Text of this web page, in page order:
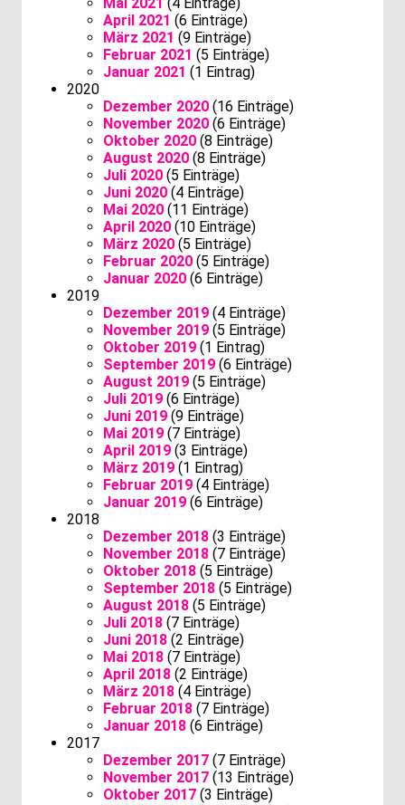
April 2021 (6 Einträge)
März 2021 (9 Einträge)
Februar 2021 (5 Einträge)
Januar 2021 (1 Eintrag)
2020
Dezember 2020 (16 Einträge)
November 2020 (6 Einträge)
Oktober 2020 (8 Einträge)
August 2020 (8 Einträge)
Juli 2020 (5 Einträge)
Juni 2020 (4 Einträge)
Mai 2020 (11 Einträge)
April 2020 (10 Einträge)
März 2020 (5 Einträge)
Februar 2020 (5 Einträge)
Januar 2020 (6 Einträge)
2019
Dezember 2019 (4 Einträge)
November 2019 (5 Einträge)
Oktober 2019 (1 Eintrag)
September 2019 (6 Einträge)
August 2019 (5 Einträge)
Juli 2019 (6 Einträge)
Juni 2019 (9 Einträge)
Mai 2019 (7 Einträge)
April 2019 (3 Einträge)
März 2019 (1 Eintrag)
Februar 2019 (4 Einträge)
Januar 2019 (6 Einträge)
2018
Dezember 2018 (3 Einträge)
November 2018 (7 Einträge)
Oktober 2018 (5 Einträge)
September 2018 (5 Einträge)
August 2018 (5 Einträge)
Juli 2018 (7 Einträge)
Juni 2018 (2 Einträge)
Mai 2018 (7 Einträge)
April 2018 (2 Einträge)
März 2018 (4 Einträge)
Februar 2018 (7 Einträge)
Januar 2018 (6 Einträge)
2017
Dezember 2017 (7 Einträge)
November 2017 (13 Einträge)
Oktober 2017 (3 Einträge)